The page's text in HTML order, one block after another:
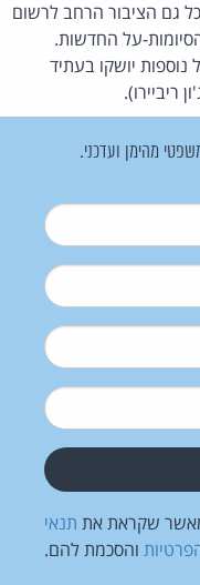
גם הציבור הרחב לרשום
על החדשות.
יושקו בעתיד
ריביירו).
מהימן ועדכני.
שקראת את תנאי
והסכמת להם.